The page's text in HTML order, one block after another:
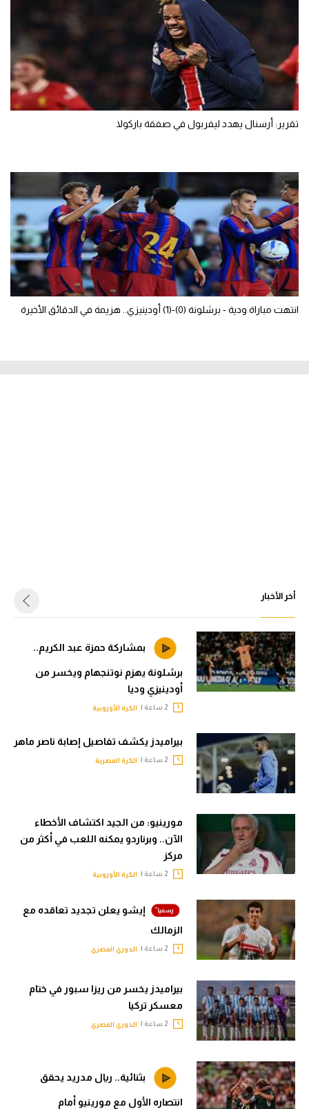
تقرير: أرسنال يهدد ليفربول في صفقة باركولا
انتهت مباراة ودية - برشلونة (0)-(1) أودينيزي.. هزيمة في الدقائق الأخيرة
أخر الأخبار
بمشاركة حمزة عبد الكريم..
برشلونة يهزم نوتنجهام ويخسر من
أودينيزي وديا
الكرة الأوروبية
بيراميدز يكشف تفاصيل إصابة ناصر ماهر
الكرة المصرية
مورينيو: من الجيد اكتشاف الأخطاء
الآن.. وبرناردو يمكنه اللعب في أكثر من
مركز
الكرة الأوروبية
إيشو يعلن تجديد تعاقده مع
الزمالك
الدوري المصري
بيراميدز يخسر من ريزا سبور في ختام
معسكر تركيا
الدوري المصري
بثنائية.. ريال مدريد يحقق
انتصاره الأول مع مورينيو أمام